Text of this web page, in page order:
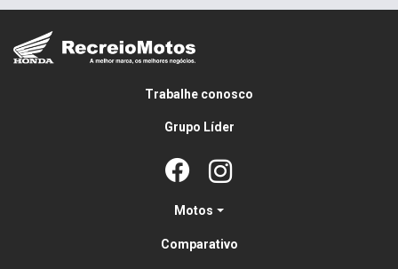
Trabalhe conosco
Grupo Líder
Motos
Comparativo